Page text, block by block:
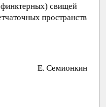
свищей
пространств
E. Ceмиoнкин